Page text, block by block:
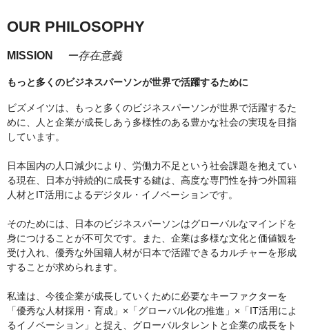
OUR PHILOSOPHY
MISSION ー存在意義
もっと多くのビジネスパーソンが世界で活躍するために
ビズメイツは、もっと多くのビジネスパーソンが世界で活躍するた
めに、人と企業が成長しあう多様性のある豊かな社会の実現を目指
しています。
日本国内の人口減少により、労働力不足という社会課題を抱えてい
る現在、日本が持続的に成長する鍵は、高度な専門性を持つ外国籍
人材とIT活用によるデジタル・イノベーションです。
そのためには、日本のビジネスパーソンはグローバルなマインドを
身につけることが不可欠です。また、企業は多様な文化と価値観を
受け入れ、優秀な外国籍人材が日本で活躍できるカルチャーを形成
することが求められます。
私達は、今後企業が成長していくために必要なキーファクターを
「優秀な人材採用・育成」×「グローバル化の推進」×「IT活用によ
るイノベーション」と捉え、グローバルタレントと企業の成長をト